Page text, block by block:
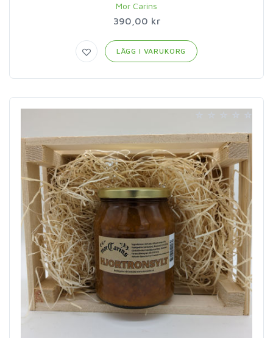
Mor Carins
390,00 kr
LÄGG I VARUKORG